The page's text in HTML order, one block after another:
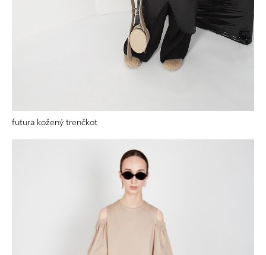
futura kožený trenčkot